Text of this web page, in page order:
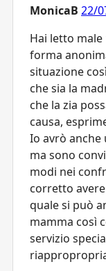
MonicaB 22/
Hai letto
forma
situazione
che sia la
che la zia
causa,
Io avrò
ma sono
modi nei
corretto
quale si può
mamma così
servizio